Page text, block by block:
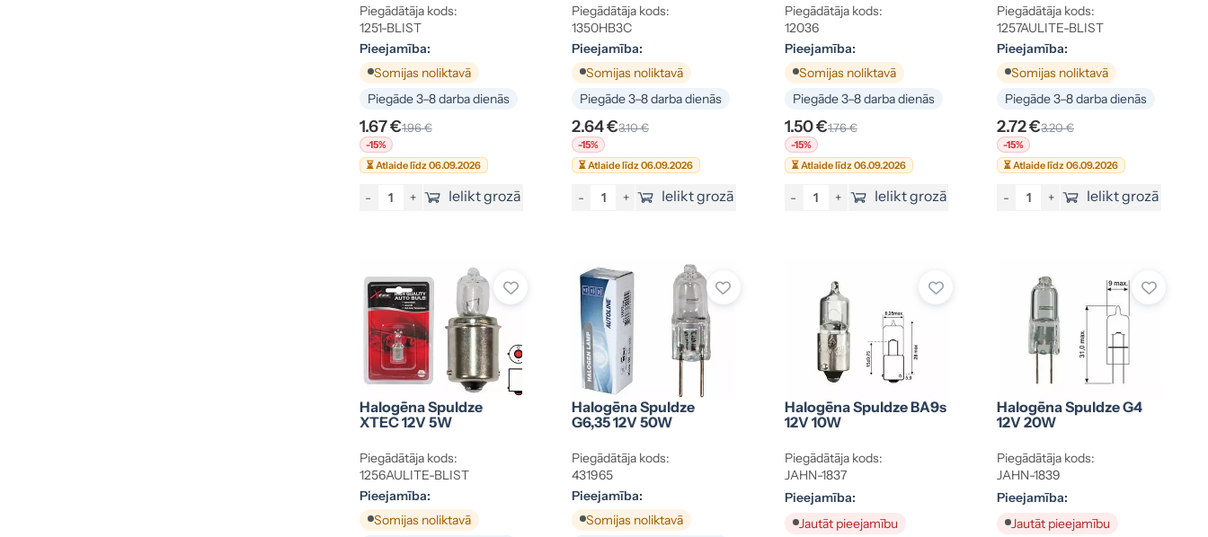
Piegādātāja kods:
1251-BLIST
Pieejamība:
Somijas noliktavā
Piegāde 3–8 darba dienās
1.67 €1.96 €
-15%
⏳ Atlaide līdz 06.09.2026
- + Ielikt grozā
Piegādātāja kods:
1350HB3C
Pieejamība:
Somijas noliktavā
Piegāde 3–8 darba dienās
2.64 €3.10 €
-15%
⏳ Atlaide līdz 06.09.2026
- + Ielikt grozā
Piegādātāja kods:
12036
Pieejamība:
Somijas noliktavā
Piegāde 3–8 darba dienās
1.50 €1.76 €
-15%
⏳ Atlaide līdz 06.09.2026
- + Ielikt grozā
Piegādātāja kods:
1257AULITE-BLIST
Pieejamība:
Somijas noliktavā
Piegāde 3–8 darba dienās
2.72 €3.20 €
-15%
⏳ Atlaide līdz 06.09.2026
- + Ielikt grozā
Halogēna Spuldze
XTEC 12V 5W
Piegādātāja kods:
1256AULITE-BLIST
Pieejamība:
Somijas noliktavā
Halogēna Spuldze
G6,35 12V 50W
Piegādātāja kods:
431965
Pieejamība:
Somijas noliktavā
Halogēna Spuldze BA9s
12V 10W
Piegādātāja kods:
JAHN-1837
Pieejamība:
Jautāt pieejamību
Halogēna Spuldze G4
12V 20W
Piegādātāja kods:
JAHN-1839
Pieejamība:
Jautāt pieejamību